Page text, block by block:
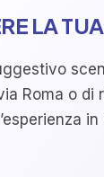
LA
Roma o